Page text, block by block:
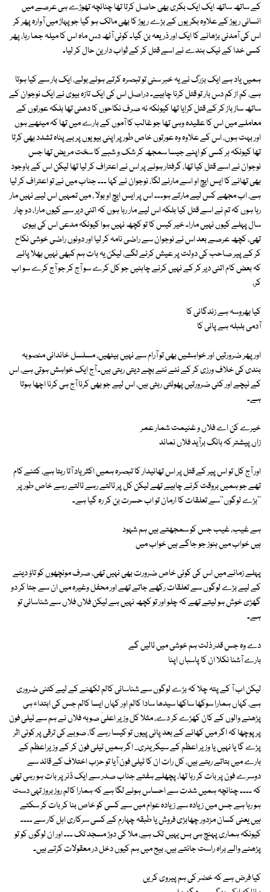
کے ساتھ ساتھ ایک ایک بکری بھی حاصل کرتا تھا چنانچہ تھوڑے ہی عرصے میں
انسانی ریوڑ کے علاوہ بکریوں کے بڑے ریوڑ کا بھی مالک ہو گیا جو پہاڑ میں آوارہ پھر کر
اس کی آمدنی بڑھانے کا ایک اور ذریعہ بن گیا۔ کوئی آٹھ دس ماہ اس کا میلہ جما رہا، پھر
کسی خدا کے نیک بندے نے اسے قتل کر کے ثواب دارین حال کر لیا۔
ہمیں یاد ہے ایک بزرگ نے یہ خبر سنی تو تبصرہ کرتے ہوئے بولے، ایک بار سے کیا ہوتا
ہے، کم از کم دس بار تو قتل کرنا چاہیے۔ دراصل اس کی ایک تازہ بیوی نے ایک نوجوان کے
ساتھ ساز باز کر کے قتل کرایا تھا کیونکہ نہ صرف نکاحوں کا دھنی تھا بلکہ عورتوں کے
معاملے میں اس کا عقیدہ وہی تھا جو غالب کا آموں کے بارے میں تھا کہ میٹھے ہوں
اور بہت ہوں، اس کے علاوہ وہ عورتوں خاص طور پر اپنی بیویوں پر بے پناہ تشدد بھی کرتا
تھا کیونکہ ہر کسی کو اپنے جیسا سمجھ کر شک و شبے کا سخت مریض تھا جس
نوجوان نے اسے قتل کیا تھا، گرفتار ہونے پر اس نے اعتراف کر لیا تھا لیکن اس کے باوجود
بھی تھانے کا ایس ایچ او اسے مارنے لگا، نوجوان نے کہا ۔۔۔ جناب میں نے تو اعتراف کر لیا
ہے، اب مجھے کس لیے مارتے ہو۔۔۔ اس پر ایس ایچ او بولا ، میں تمہیں اس لیے نہیں مار
رہا ہوں کہ تم نے اسے قتل کیا بلکہ اس لیے مار رہا ہوں کہ اتنی دیر سے کیوں مارا، دو چار
سال پہلے کیوں نہیں مارا۔ خیر کیس کا تو کچھ نہیں ہوا کیونکہ مدعی اس کی بیوی
تھی، کچھ عرصے بعد اس نے نوجوان سے راضی نامہ کر لیا اور دونوں راضی خوشی نکاح
کر کے پیر صاحب کی دولت پر عیش کرنے لگے، لیکن یہ بات ہم کبھی نہیں بھلا پائے
کہ بعض کام اتنی دیر کر کے نہیں کرنے چاہئیں جو کل کرے سو آج کر جو آج کرے سو اب
کر،
کیا بھروسہ ہے زندگانی کا
آدمی بلبلہ ہے پانی کا
اور پھر ضرورتیں اور خواہشیں بھی تو آرام سے نہیں بیٹھیں، مسلسل خاندانی منصوبہ
بندی کی خلاف ورزی کر کے نئے نئے بچے دیتی رہتی ہیں۔ آج ایک خواہش ہوتی ہے، اس
کے نیچے اور کئی ضرورتیں پھوٹتی رہتی ہیں، اس لیے جو بھی کرنا آج ہی کرنا اچھا ہوتا
ہے۔
خیرے کن اے فلاں و غنیمت شمار عمر
زاں پیشتر کہ بانگ برآید فلاں نماند
اور آج کل تو اس پیر کے قتل پر اس تھانیدار کا تبصرہ ہمیں اکثر یاد آتا رہتا ہے، کتنے کام
تھے جو ہمیں بروقت کرنے چاہیے تھے لیکن کل پر ٹالتے رہے ٹالتے رہے خاص طور پر
''بڑے لوگوں''سے تعلقات کا ارمان تو اب حسرت بن کر رہ گیا ہے۔
ہے غیب، غیب جس کو سمجھتے ہیں ہم شہود
ہیں خواب میں ہنوز جو جاگے ہیں خواب میں
پہلے زمانے میں اس کی کوئی خاص ضرورت بھی نہیں تھی، صرف مونچھوں کو تاؤ دینے
کے لیے بڑے لوگوں سے تعلقات رکھے جاتے تھے اور محفل وغیرہ میں ان سے جتا کر دو
گھڑی خوش ہو لیتے تھے کہ چلو اور تو کچھ نہیں ہے لیکن فلاں فلاں سے شناسائی تو
ہے۔
دے وہ جس قدر ذلت ہم خوشی میں ٹالیں گے
بارے آشنا نکلا ان کا پاسباں اپنا
لیکن اب آ کے پتہ چلا کہ بڑے لوگوں سے شناسائی کالم لکھنے کے لیے کتنی ضروری
ہے، کہاں ہمارا سوکھا ساکھا سیدھا سادا کالم اور کہاں ایسا کالم جس کی ابتداء ہی
پڑھنے والوں کے کان کھڑے کر دے، مثلا کل وزیر اعلیٰ صوبہ فلاں نے ہم سے ٹیلی فون
پر پوچھا کہ اگر میں کھانے کے بعد پانی پیوں تو کیسا رہے گا، صوبے کی ترقی پر کوئی اثر
پڑے گا یا نہیں یا وزیر اعظم کے سیکریٹری... اگر ہمیں ٹیلی فون کر کے وزیراعظم کے
بارے میں بتاتے رہتے ہیں، کل رات ان کا ٹیلی فون آیا تو حزب اختلاف کے قائد سے
دوسرے فون پر بات کر رہا تھا، پچھلے ہفتے جناب صدر سے ایک ڈنر پر بات ہو رہی تھی
کہ ۔۔۔۔ چنانچہ ہمیں شدت سے احساس ہونے لگا ہے کہ ہمارا کالم روز بروز تہی دست
ہو رہا ہے جس میں زیادہ سے زیادہ عوام میں سے کسی کو خاص بنا کر بات کر سکتے
ہیں یعنی کسان مزدور چھابڑی فروش یا طبقہ چہارم کے کسی سرکاری اہل کار سے ۔۔۔۔
کیونکہ ہماری پہنچ ہی بس یہیں تک ہے، ملا کی دوڑ مسجد تک ۔۔۔ اور ان لوگوں کو تو
پڑھنے والے براہ راست جانتے ہیں، بیج میں ہم کیوں دخل در معقولات کرتے ہیں۔
کیا فرض ہے کہ خضر کی ہم پیروی کریں